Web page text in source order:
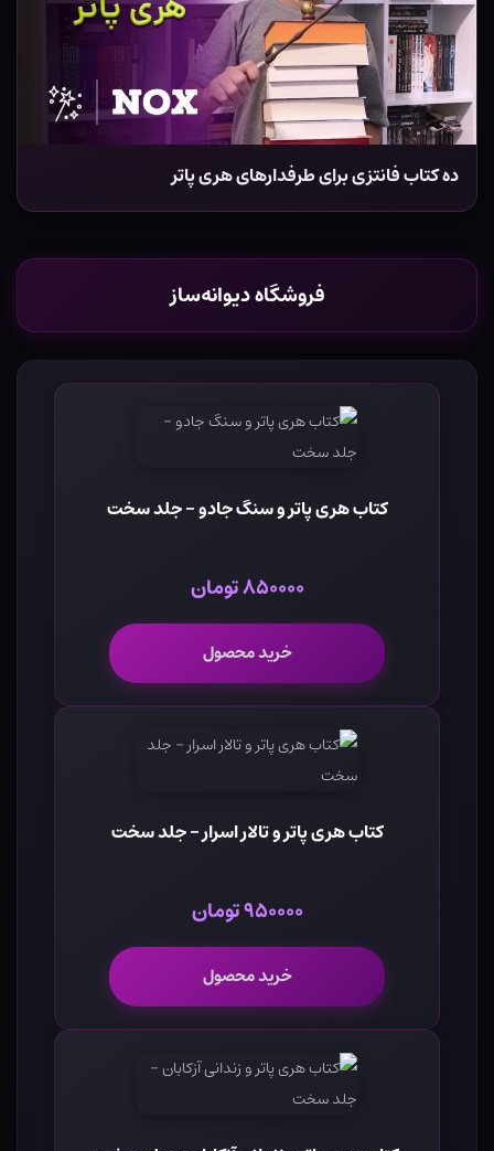
ده کتاب فانتزی برای طرفدارهای هری پاتر
فروشگاه دیوانه‌ساز
کتاب هری پاتر و سنگ جادو - جلد سخت
۸۵۰۰۰۰ تومان
خرید محصول
کتاب هری پاتر و تالار اسرار - جلد سخت
۹۵۰۰۰۰ تومان
خرید محصول